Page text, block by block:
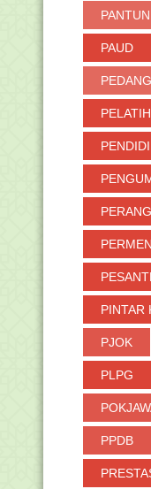
PANTUN
PAUD
PEDANG
PERMEN
PINTAR
PJOK
PLPG
PPDB